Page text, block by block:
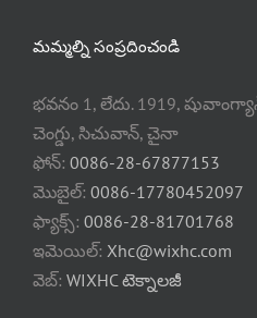
మమ్మల్ని సంప్రదించండి
భవనం 1, లేదు. 1919,
చెంగ్డు, సిచువాన్, చైనా
ఫోన్: 0086-28-67877153
మొబైల్: 0086-17780452097
ఫ్యాక్స్: 0086-28-81701768
ఇమెయిల్: Xhc@wixhc.com
వెబ్: WIXHC టెక్నాలజీ